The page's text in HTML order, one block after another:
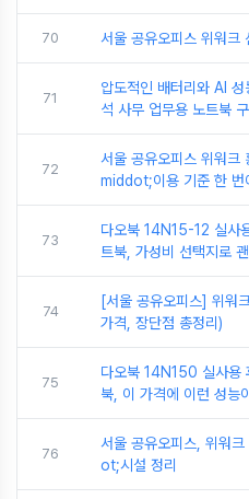
70 서울 공유오피스 위워크
71
압도적인 배터리와 AI
석 사무 업무용 노트북
72
서울 공유오피스 위워
middot;이용 기준 한 번
73
다오북 14N15-12 실사
트북, 가성비 선택지로
74
[서울 공유오피스] 위워
가격, 장단점 총정리)
75
다오북 14N150 실사용
북, 이 가격에 이런 성능
76
서울 공유오피스, 위워
ot;시설 정리